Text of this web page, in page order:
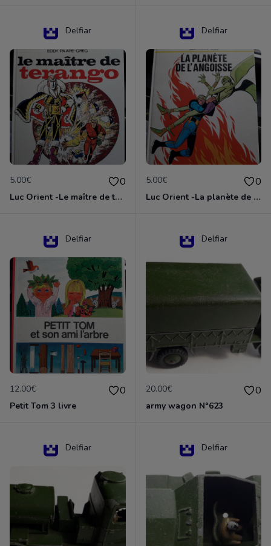
Delfiar
5.00€ 0
Luc Orient -Le maître de terango
Delfiar
5.00€ 0
Luc Orient -La planète de l'angoisse
Delfiar
12.00€ 0
Petit Tom 3 livre
Delfiar
20.00€ 0
army wagon N°623
Delfiar Delfiar